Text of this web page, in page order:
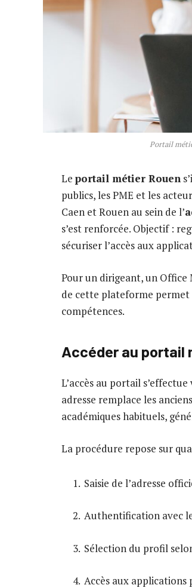
Portail
Le portail métier Rouen
publics, les PME et les
Caen et Rouen au sein de l’
s’est renforcée. Objectif :
sécuriser l’accès aux
Pour un dirigeant, un
de cette plateforme permet
compétences.
Accéder au portail
L’accès au portail
adresse remplace les
académiques habituels,
La procédure repose sur
Saisie de l’adresse
Authentification avec
Sélection du profil
Accès aux applications